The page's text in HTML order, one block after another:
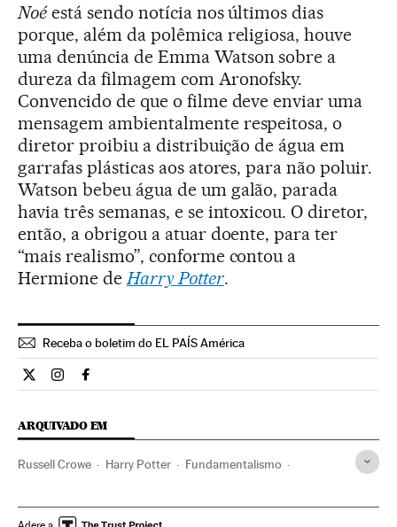
Noéestá sendo notícia nos últimos dias
porque, além da polêmica religiosa, houve
uma denúncia de Emma Watson sobre a
dureza da filmagem com Aronofsky.
Convencido de que o filme deve enviar uma
mensagem ambientalmente respeitosa, o
diretor proibiu a distribuição de água em
garrafas plásticas aos atores, para não poluir.
Watson bebeu água de um galão, parada
havia três semanas, e se intoxicou. O diretor,
então, a obrigou a atuar doente, para ter
“mais realismo”, conforme contou a
Hermione de Harry Potter.
Receba o boletim do EL PAÍS América
Cultura El País Brasil en Twitter
Cultura El País Brasil en Instagram
Cultura El País Brasil en Facebook
ARQUIVADO EM
Russell Crowe Harry Potter Fundamentalismo
Muçulmanos Islã Gente